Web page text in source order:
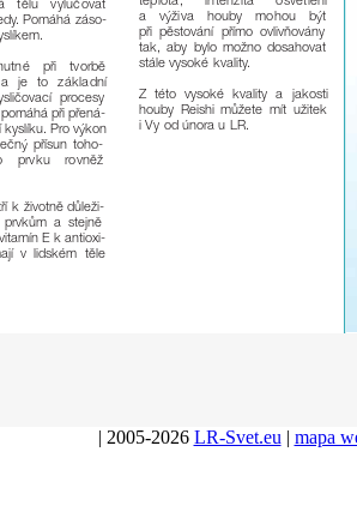
tělu
vylučovat
y. Pomáhá záso-
při
tvorbě
a je to
základní
procesy
pomáhá při přená-
kyslíku. Pro výkon
přísun toho-
prvku rovněž
k životně důleži-
prvkům a
stejně
vitamín E k antioxi-
v lidském těle
a
výživa houby mohou
být
při
pěstování přímo
ovlivÀovány
tak,
aby bylo možno dosahovat
stále vysoké kvality.
Z této vysoké kvality a
jakosti
houby
Reishi můžete mít
užitek
i Vy od února u LR.
| 2005-2026 LR-Svet.eu | mapa